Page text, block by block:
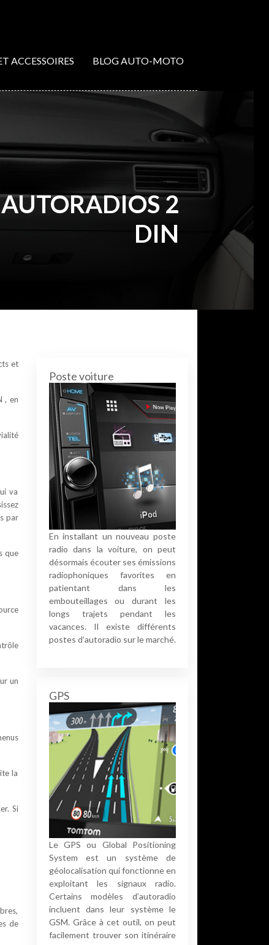
ACCESSOIRES BLOG AUTO-MOTO
2
DIN
et
, en
va
par
que
un
la
Si
de
Poste voiture
En installant un nouveau poste
radio dans la voiture, on peut
désormais écouter ses émissions
radiophoniques favorites en
patientant dans les
embouteillages ou durant les
longs trajets pendant les
vacances. Il existe différents
postes d’autoradio sur le marché.
GPS
Le GPS ou Global Positioning
System est un système de
géolocalisation qui fonctionne en
exploitant les signaux radio.
Certains modèles d’autoradio
incluent dans leur système le
GSM. Grâce à cet outil, on peut
facilement trouver son itinéraire